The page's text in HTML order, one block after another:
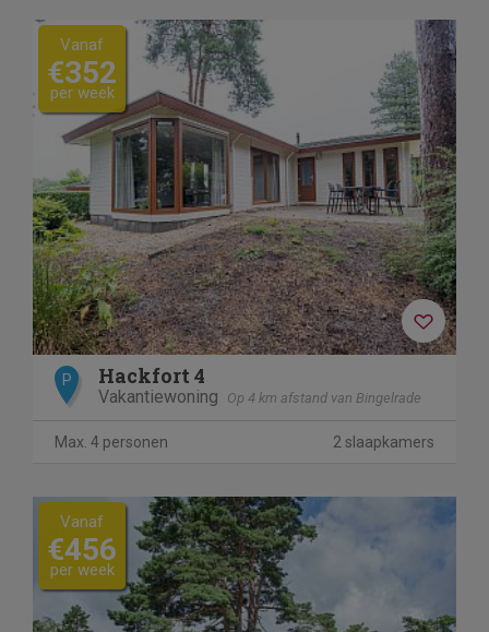
Vanaf
€352
per week
P Hackfort 4
Vakantiewoning Op 4 km afstand van Bingelrade
Max. 4 personen 2 slaapkamers
Vanaf
€456
per week